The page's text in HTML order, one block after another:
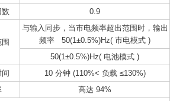
数
0.9
与输入同步，当市电频率超出范围时，输出
频率 50(1±0.5%)Hz( 市电模式 )
50(1±0.5%)Hz( 电池模式 )
间
10 分钟 (110%< 负载 ≤130%)
高达 94%